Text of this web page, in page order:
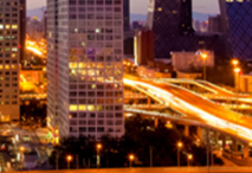
الأهداف الإستراتيجية لتركيا للعام 2023